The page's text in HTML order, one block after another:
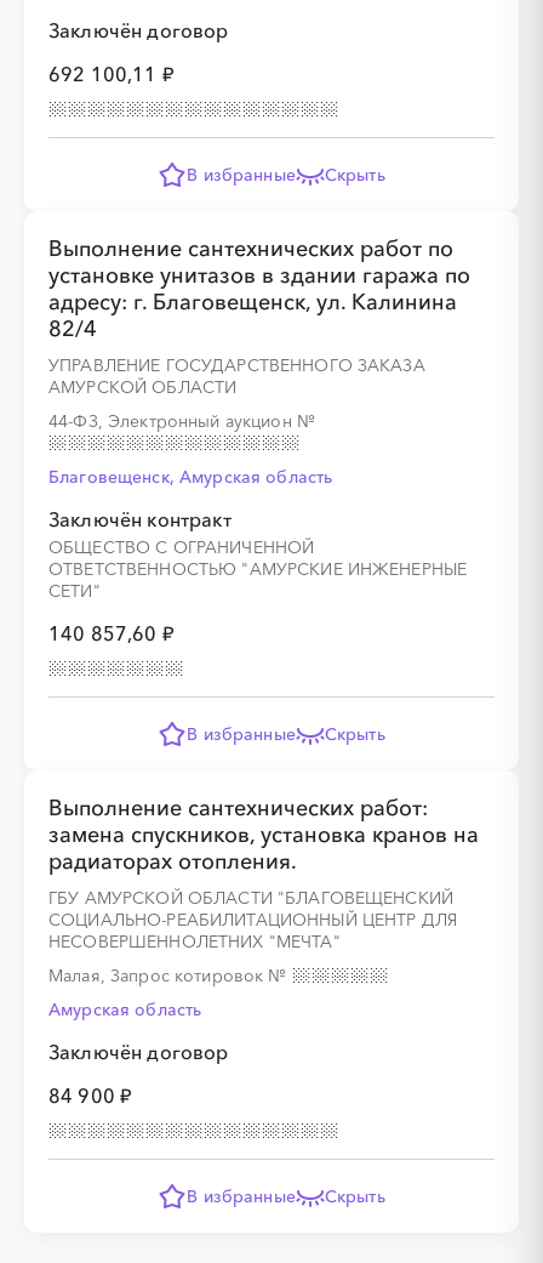
Заключён договор
692 100,11 ₽
В избранные Скрыть
Выполнение сантехнических работ по
установке унитазов в здании гаража по
адресу: г. Благовещенск, ул. Калинина
82/4
УПРАВЛЕНИЕ ГОСУДАРСТВЕННОГО ЗАКАЗА
АМУРСКОЙ ОБЛАСТИ
44-ФЗ, Электронный аукцион №
Благовещенск, Амурская область
Заключён контракт
ОБЩЕСТВО С ОГРАНИЧЕННОЙ
ОТВЕТСТВЕННОСТЬЮ "АМУРСКИЕ ИНЖЕНЕРНЫЕ
СЕТИ"
140 857,60 ₽
В избранные Скрыть
Выполнение сантехнических работ:
замена спускников, установка кранов на
радиаторах отопления.
ГБУ АМУРСКОЙ ОБЛАСТИ "БЛАГОВЕЩЕНСКИЙ
СОЦИАЛЬНО-РЕАБИЛИТАЦИОННЫЙ ЦЕНТР ДЛЯ
НЕСОВЕРШЕННОЛЕТНИХ "МЕЧТА"
Малая, Запрос котировок №
Амурская область
Заключён договор
84 900 ₽
В избранные Скрыть